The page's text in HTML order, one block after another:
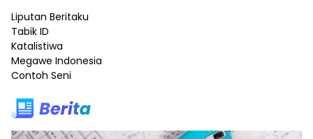
Liputan Beritaku
Tabik ID
Katalistiwa
Megawe Indonesia
Contoh Seni